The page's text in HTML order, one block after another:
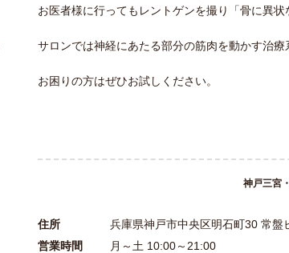
お医者様に行ってもレントゲンを撮り「骨に異
サロンでは神経にあたる部分の筋肉を動かす治療
お困りの方はぜひお試しください。
神戸三宮
住所
兵庫県神戸市中央区明石町30 常盤
営業時間
月～土 10:00～21:00